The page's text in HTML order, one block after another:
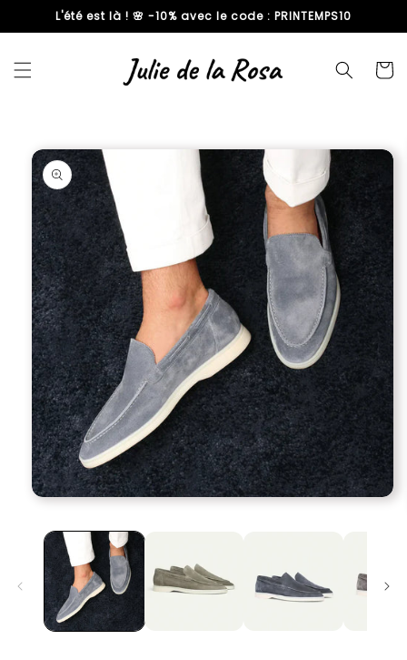
passer
contenu
L'été est là ! 🌸 -10% avec le code : PRINTEMPS10
Panier
informations
produits
Ouvrir
média
dans
une
fenêtre
modale